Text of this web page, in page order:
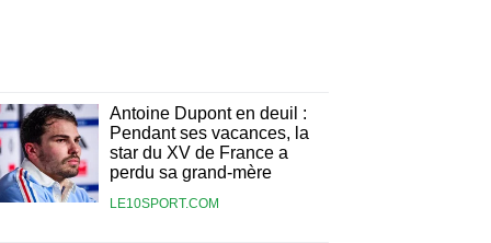
Antoine Dupont en deuil :
Pendant ses vacances, la
star du XV de France a
perdu sa grand-mère
LE10SPORT.COM